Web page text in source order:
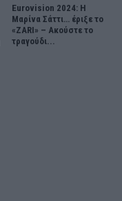
Eurovision 2024: Η
Μαρίνα Σάττι… έριξε το
«ZARI» – Ακούστε το
τραγούδι...